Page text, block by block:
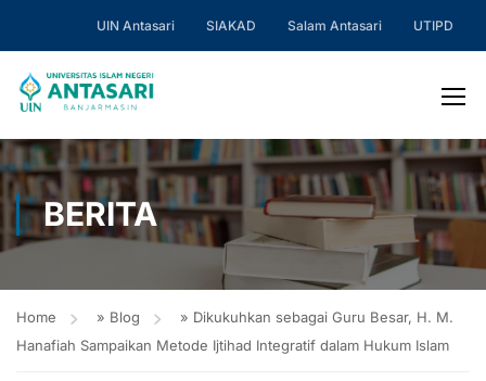
UIN Antasari SIAKAD Salam Antasari UTIPD
BERITA
Home » Blog » Dikukuhkan sebagai Guru Besar, H. M.
Hanafiah Sampaikan Metode Ijtihad Integratif dalam Hukum Islam